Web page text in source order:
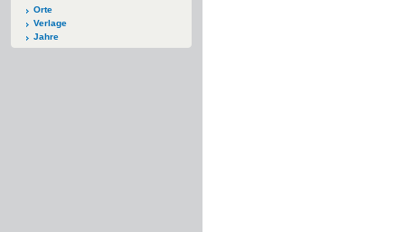
Orte
Verlage
Jahre